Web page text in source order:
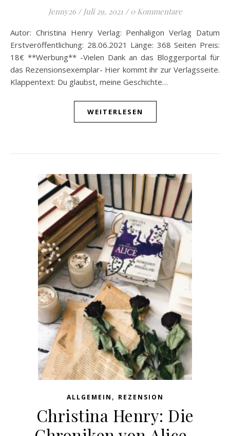
Jenny26 / Juli 29, 2021 / 0 Kommentare
Autor: Christina Henry Verlag: Penhaligon Verlag Datum
Erstveröffentlichung: 28.06.2021 Länge: 368 Seiten Preis:
18€ **Werbung** -Vielen Dank an das Bloggerportal für
das Rezensionsexemplar- Hier kommt ihr zur Verlagsseite.
Klappentext: Du glaubst, meine Geschichte…
WEITERLESEN
ALLGEMEIN , REZENSION
Christina Henry: Die